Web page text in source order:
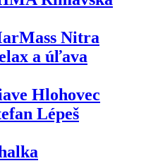
Nitra
a úľava
Hlohovec
Lépeš